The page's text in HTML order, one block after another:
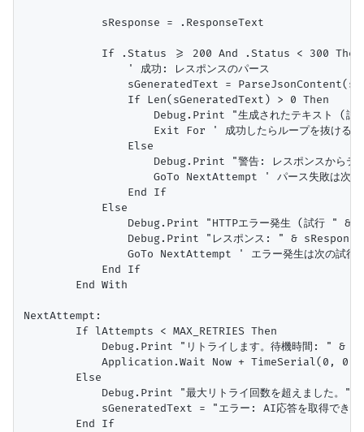
            sResponse = .ResponseText
            If .Status >= 200 And .Status < 300 Then
                ' 成功: レスポンスのパース
sGeneratedText =
                If Len(sGeneratedText) > 0 Then
Debug.Print "生成されたテキスト (
                    Exit For ' 成功したらループを抜ける
                Else
Debug.Print "警告: レスポンスからテ
GoTo NextAttempt ' パース失敗は次の
                End If
            Else
Debug.Print "HTTPエラー発生 (試行 "
                Debug.Print "レスポンス: " & sResponse
GoTo NextAttempt ' エラー発生は次の試行
            End If
        End With
NextAttempt:
        If lAttempts < MAX_RETRIES Then
Debug.Print "リトライします。待機時間: "
Application.Wait Now + TimeSerial(0, 0,
        Else
            Debug.Print "最大リトライ回数を超えました。"
sGeneratedText = "エラー: AI応答を取得できま
        End If